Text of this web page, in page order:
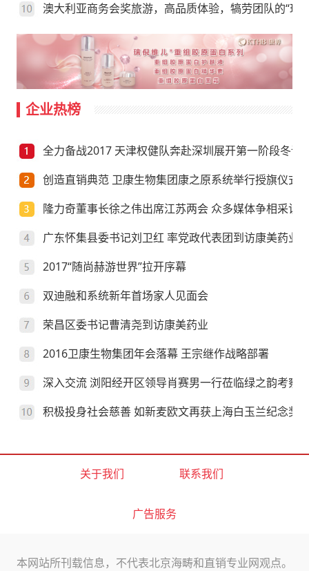
澳大利亚商务会奖旅游，高品质体验，犒劳团队的“玩”
企业热榜
全力备战2017 天津权健队奔赴深圳展开第一阶段冬训
创造直销典范 卫康生物集团康之原系统举行授旗仪式
隆力奇董事长徐之伟出席江苏两会 众多媒体争相采访
广东怀集县委书记刘卫红 率党政代表团到访康美药业
2017“随尚赫游世界”拉开序幕
双迪融和系统新年首场家人见面会
荣昌区委书记曹清尧到访康美药业
2016卫康生物集团年会落幕 王宗继作战略部署
深入交流 浏阳经开区领导肖赛男一行莅临绿之韵考察
积极投身社会慈善 如新麦欧文再获上海白玉兰纪念奖
关于我们 联系我们
广告服务
本网站所刊载信息，不代表北京海畴和直销专业网观点。